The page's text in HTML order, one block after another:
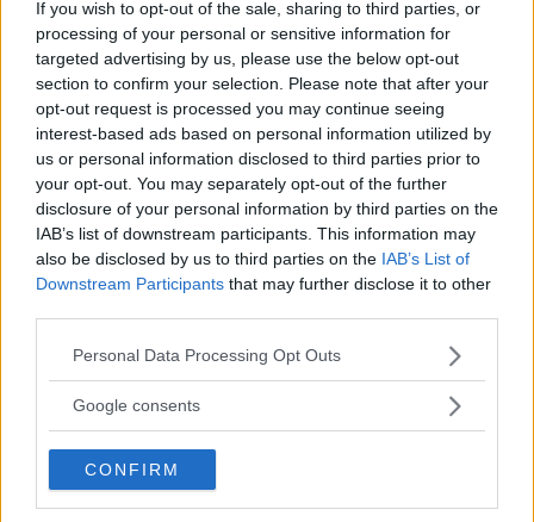
If you wish to opt-out of the sale, sharing to third parties, or
processing of your personal or sensitive information for
targeted advertising by us, please use the below opt-out
section to confirm your selection. Please note that after your
opt-out request is processed you may continue seeing
interest-based ads based on personal information utilized by
us or personal information disclosed to third parties prior to
your opt-out. You may separately opt-out of the further
disclosure of your personal information by third parties on the
IAB’s list of downstream participants. This information may
also be disclosed by us to third parties on the IAB’s List of
Downstream Participants that may further disclose it to other
Please note that this website/app uses one or more Google
not limited to your visit or usage behaviour. You may click to
use your data for below specified purposes in below Google
consent section.
Personal Data Processing Opt Outs
Google consents
CONFIRM
under resan, vilket ger en snittförbrukning på
70,6 gram per mil. Snitthastigheten var 66,9
km/h.
Hyundai är, tillsammansmed Toyota och
Honda, en av få biltillverkare som har
vätgasbilar till salu i en tid då de flesta lägger
sina resurser på batteridrift.
Fördelen med vätgasbilar är att de kan fyllas
med bränsle på ungefär lika lång tid som det
tar att tanka en bensin- eller dieselbil. Det är
dock fortfarande väldigt glest mellan
tankstationerna, vilket gör dem svåra att
använda.